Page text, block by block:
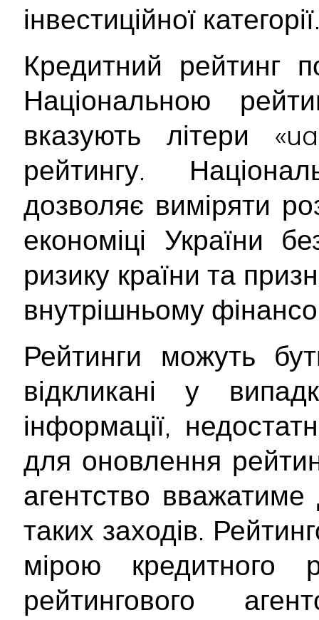
інвестиційної
Кредитний рейтинг
Національною
вказують літери
рейтингу.
дозволяє виміряти
економіці України
ризику країни та
внутрішньому
Рейтинги можуть
відкликані у
інформації,
для оновлення
агентство вважатиме
таких заходів.
мірою
рейтингового